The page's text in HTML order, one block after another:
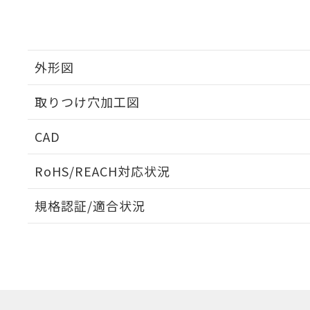
外形図
取りつけ穴加工図
CAD
RoHS/REACH対応状況
EU RoHS 注意事項・凡例
規格認証/適合状況